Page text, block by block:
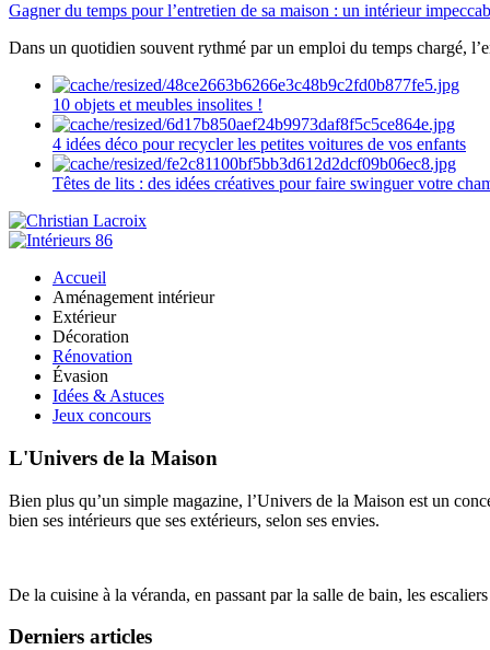
Gagner du temps pour l’entretien de sa maison : un intérieur
Dans un quotidien souvent rythmé par un emploi du temps chargé,
10 objets et meubles insolites !
4 idées déco pour recycler les petites voitures de vos enfants
Têtes de lits : des idées créatives pour faire swinguer votre
Accueil
Aménagement intérieur
Extérieur
Décoration
Rénovation
Évasion
Idées & Astuces
Jeux concours
L'Univers de la Maison
Bien plus qu’un simple magazine, l’Univers de la Maison est un
bien ses intérieurs que ses extérieurs, selon ses envies.
De la cuisine à la véranda, en passant par la salle de bain, les
Derniers articles